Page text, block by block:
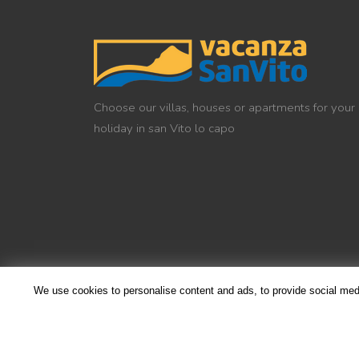
Choose our villas, houses or apartments for your
holiday in san Vito lo capo
We use cookies to personalise content and ads, to provide social